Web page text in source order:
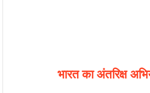
भारत का अंतरिक्ष